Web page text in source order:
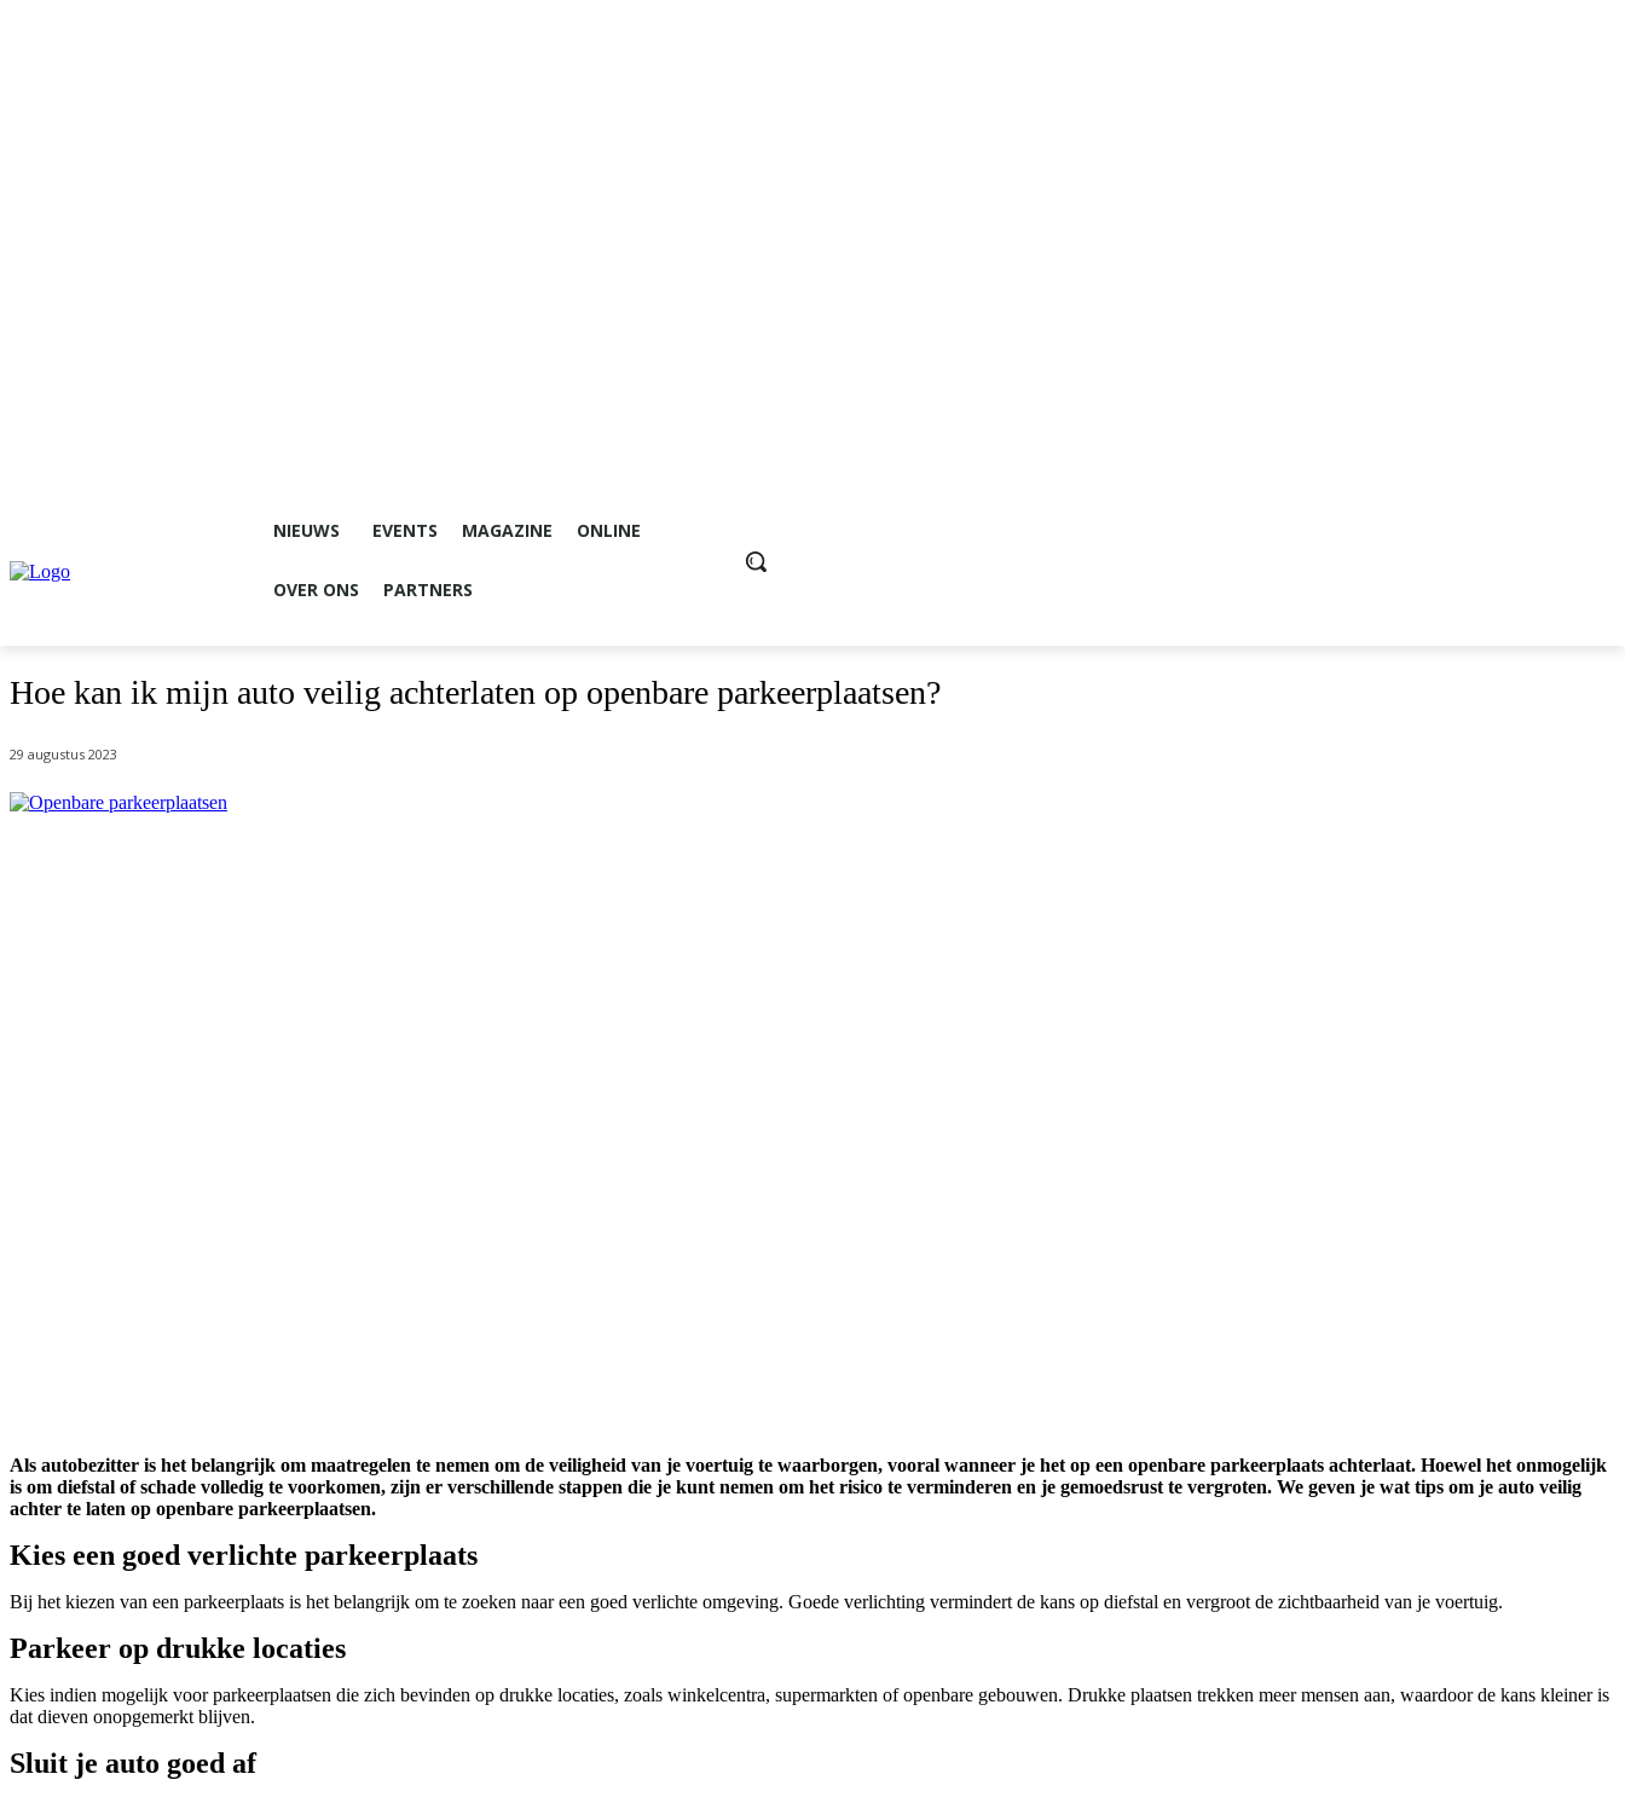
NIEUWS EVENTS MAGAZINE ONLINE
OVER ONS PARTNERS
Hoe kan ik mijn auto veilig achterlaten op openbare parkeerplaatsen?
29 augustus 2023
Als autobezitter is het belangrijk om maatregelen te nemen om de veiligheid van je voertuig te waarborgen, vooral wanneer je het op een openbare parkeerplaats achterlaat. Hoewel het onmogelijk
is om diefstal of schade volledig te voorkomen, zijn er verschillende stappen die je kunt nemen om het risico te verminderen en je gemoedsrust te vergroten. We geven je wat tips om je auto veilig
achter te laten op openbare parkeerplaatsen.
Kies een goed verlichte parkeerplaats
Bij het kiezen van een parkeerplaats is het belangrijk om te zoeken naar een goed verlichte omgeving. Goede verlichting vermindert de kans op diefstal en vergroot de zichtbaarheid van je voertuig.
Parkeer op drukke locaties
Kies indien mogelijk voor parkeerplaatsen die zich bevinden op drukke locaties, zoals winkelcentra, supermarkten of openbare gebouwen. Drukke plaatsen trekken meer mensen aan, waardoor de kans kleiner is
dat dieven onopgemerkt blijven.
Sluit je auto goed af